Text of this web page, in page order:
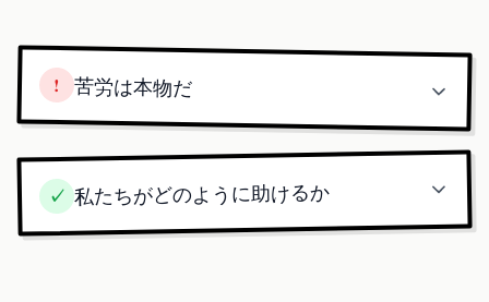
! 苦労は本物だ
✓ 私たちがどのように助けるか